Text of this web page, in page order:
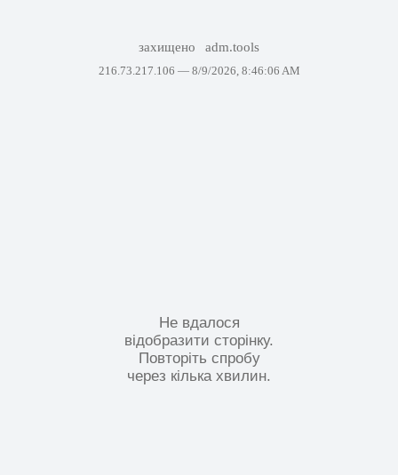
захищено adm.tools
216.73.217.106 — 8/9/2026, 8:46:06 AM
Не вдалося
відобразити сторінку.
Повторіть спробу
через кілька хвилин.